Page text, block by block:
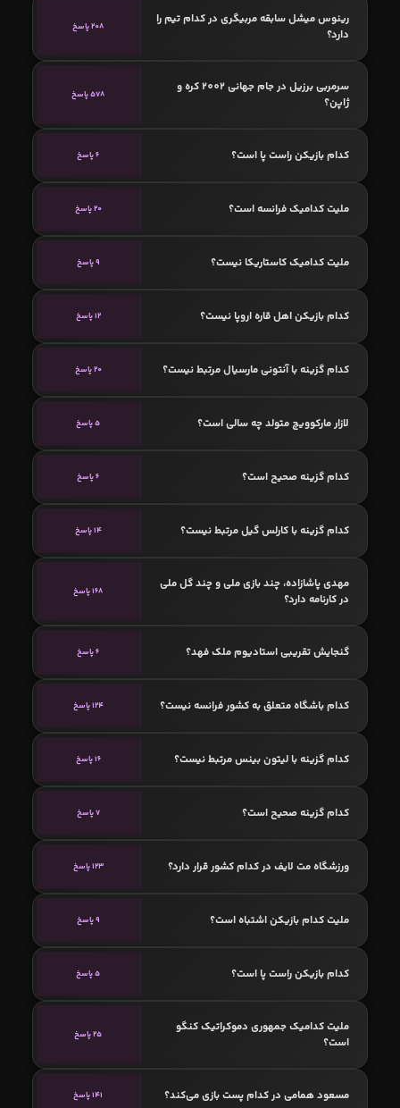
رینوس میشل سابقه مربیگری در کدام تیم را
دارد؟
208 پاسخ
سرمربی برزیل در جام جهانی 2002 کره و
ژاپن؟
578 پاسخ
کدام بازیکن راست پا است؟ 6 پاسخ
ملیت کدامیک فرانسه است؟ 20 پاسخ
ملیت کدامیک کاستاریکا نیست؟ 9 پاسخ
کدام بازیکن اهل قاره اروپا نیست؟ 12 پاسخ
کدام گزینه با آنتونی مارسیال مرتبط نیست؟ 20 پاسخ
لازار مارکوویچ متولد چه سالی است؟ 5 پاسخ
کدام گزینه صحیح است؟ 6 پاسخ
کدام گزینه با کارلس گیل مرتبط نیست؟ 14 پاسخ
مهدی پاشازاده، چند بازی ملی و چند گل ملی
در کارنامه دارد؟
168 پاسخ
گنجایش تقریبی استادیوم ملک فهد؟ 6 پاسخ
کدام باشگاه متعلق به کشور فرانسه نیست؟ 124 پاسخ
کدام گزینه با لیتون بینس مرتبط نیست؟ 16 پاسخ
کدام گزینه صحیح است؟ 7 پاسخ
ورزشگاه مت لایف در کدام کشور قرار دارد؟ 123 پاسخ
ملیت کدام بازیکن اشتباه است؟ 9 پاسخ
کدام بازیکن راست پا است؟ 5 پاسخ
ملیت کدامیک جمهوری دموکراتیک کنگو
است؟
25 پاسخ
مسعود همامی در کدام پست بازی می‌کند؟ 141 پاسخ